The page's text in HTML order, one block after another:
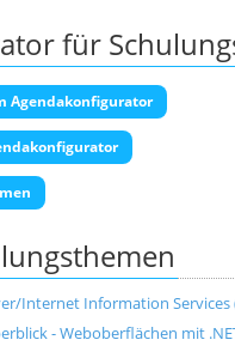
für
Agendakonfigurator
Internet Information Services
- Weboberflächen mit